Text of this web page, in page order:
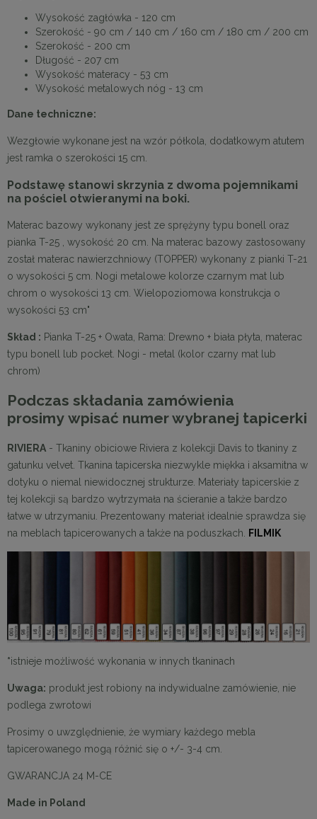
Wysokość zagłówka - 120 cm
Szerokość - 90 cm / 140 cm / 160 cm / 180 cm / 200 cm
Szerokość - 200 cm
Długość - 207 cm
Wysokość materacy - 53 cm
Wysokość metalowych nóg - 13 cm
Dane techniczne:
Wezgłowie wykonane jest na wzór półkola, dodatkowym atutem
jest ramka o szerokości 15 cm.
Podstawę stanowi skrzynia z dwoma pojemnikami
na pościel otwieranymi na boki.
Materac bazowy wykonany jest ze sprężyny typu bonell oraz
pianka T-25 , wysokość 20 cm. Na materac bazowy zastosowany
został materac nawierzchniowy (TOPPER) wykonany z pianki T-21
o wysokości 5 cm. Nogi metalowe kolorze czarnym mat lub
chrom o wysokości 13 cm. Wielopoziomowa konstrukcja o
wysokości 53 cm"
Skład : Pianka T-25 + Owata, Rama: Drewno + biała płyta, materac
typu bonell lub pocket. Nogi - metal (kolor czarny mat lub
chrom)
Podczas składania zamówienia
prosimy wpisać numer wybranej tapicerki
RIVIERA - Tkaniny obiciowe Riviera z kolekcji Davis to tkaniny z
gatunku velvet. Tkanina tapicerska niezwykle miękka i aksamitna w
dotyku o niemal niewidocznej strukturze. Materiały tapicerskie z
tej kolekcji są bardzo wytrzymała na ścieranie a także bardzo
łatwe w utrzymaniu. Prezentowany materiał idealnie sprawdza się
na meblach tapicerowanych a także na poduszkach.
FILMIK
*istnieje możliwość wykonania w innych tkaninach
Uwaga: produkt jest robiony na indywidualne zamówienie, nie
podlega zwrotowi
Prosimy o uwzględnienie, że wymiary każdego mebla
tapicerowanego mogą różnić się o +/- 3-4 cm.
GWARANCJA 24 M-CE
Made in Poland